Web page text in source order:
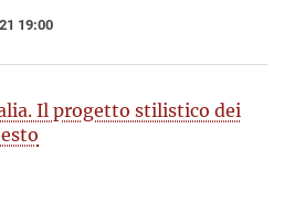
19:00
Il progetto stilistico dei